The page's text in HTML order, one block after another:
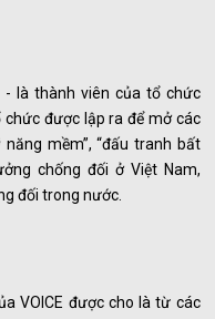
- là thành viên của tổ chức
chức được lập ra để mở các
năng mềm”, “đấu tranh bất
chống đối ở Việt Nam,
đối trong nước.
VOICE được cho là từ các